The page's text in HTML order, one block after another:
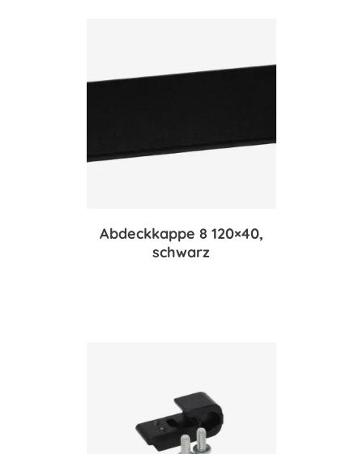
Abdeckkappe 8 120×40,
schwarz